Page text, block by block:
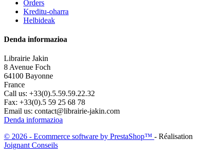
Orders
Kreditu-oharra
Helbideak
Denda informazioa
Librairie Jakin
8 Avenue Foch
64100 Bayonne
France
Call us: +33(0).5.59.59.22.32
Fax: +33(0).5 59 25 68 78
Email us: contact@librairie-jakin.com
Denda informazioa
© 2026 - Ecommerce software by PrestaShop™ - Réalisation
Joignant Conseils